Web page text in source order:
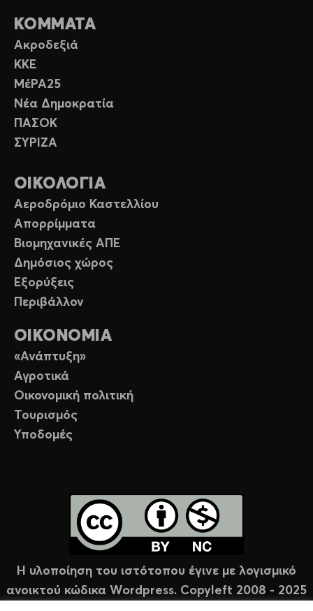
ΚΟΜΜΑΤΑ
Ακροδεξιά
ΚΚΕ
ΜέΡΑ25
Νέα Δημοκρατία
ΠΑΣΟΚ
ΣΥΡΙΖΑ
ΟΙΚΟΛΟΓΙΑ
Αεροδρόμιο Καστελλίου
Απορρίμματα
Βιομηχανικές ΑΠΕ
Δημόσιος χώρος
Εξορύξεις
Περιβάλλον
ΟΙΚΟΝΟΜΙΑ
«Ανάπτυξη»
Αγροτικά
Οικονομική πολιτική
Τουρισμός
Υποδομές
Η υλοποίηση του ιστότοπου έγινε με λογισμικό
ανοικτού κώδικα Wordpress. Copyleft 2008 - 2025